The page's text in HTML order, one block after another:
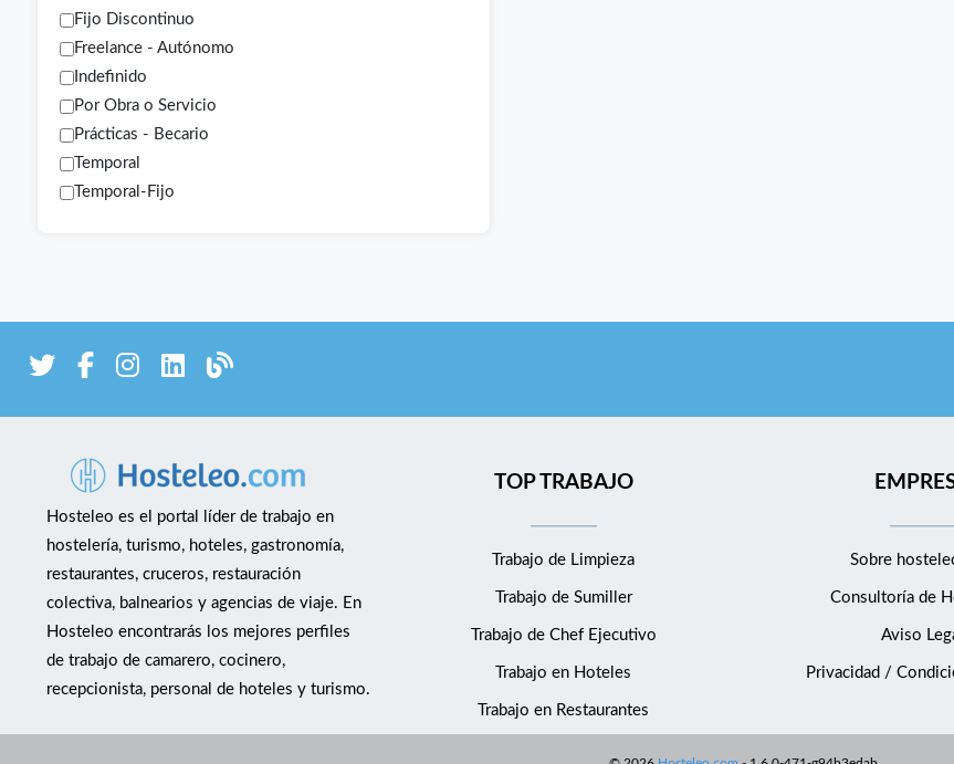
Fijo Discontinuo
Freelance - Autónomo
Indefinido
Por Obra o Servicio
Prácticas - Becario
Temporal
Temporal-Fijo
Hosteleo es el portal líder de trabajo en
hostelería, turismo, hoteles, gastronomía,
restaurantes, cruceros, restauración
colectiva, balnearios y agencias de viaje. En
Hosteleo encontrarás los mejores perfiles
de trabajo de camarero, cocinero,
recepcionista, personal de hoteles y turismo.
TOP TRABAJO
Trabajo de Limpieza
Trabajo de Sumiller
Trabajo de Chef Ejecutivo
Trabajo en Hoteles
Trabajo en Restaurantes
Sobre
Consultoría de
Aviso
Privacidad /